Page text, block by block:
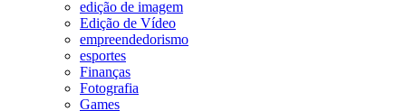
edição de imagem
Edição de Vídeo
empreendedorismo
esportes
Finanças
Fotografia
Games